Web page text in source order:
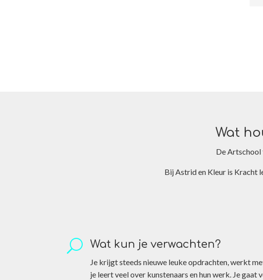
Wat
De Artschool
Bij Astrid en Kleur is Kracht
U Wat kun je verwachten?
Je krijgt steeds nieuwe leuke opdrachten, werkt
je leert veel over kunstenaars en hun werk. Je gaat